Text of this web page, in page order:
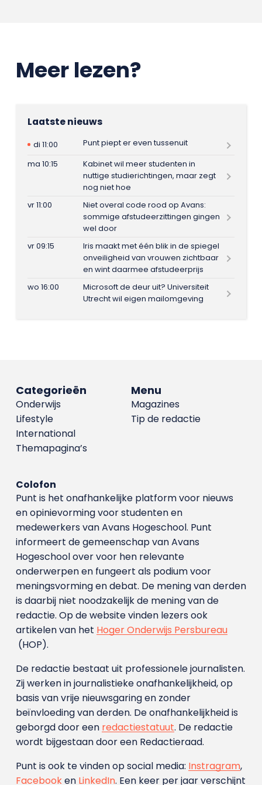
Meer lezen?
Laatste nieuws
di 11:00
Punt piept er even tussenuit
ma 10:15
Kabinet wil meer studenten in
nuttige studierichtingen, maar zegt
nog niet hoe
vr 11:00
Niet overal code rood op Avans:
sommige afstudeerzittingen gingen
wel door
vr 09:15
Iris maakt met één blik in de spiegel
onveiligheid van vrouwen zichtbaar
en wint daarmee afstudeerprijs
wo 16:00
Microsoft de deur uit? Universiteit
Utrecht wil eigen mailomgeving
Menu
Magazines
Tip de redactie
Categorieën
Onderwijs
Lifestyle
International
Themapagina’s
Colofon
Punt is het onafhankelijke platform voor nieuws
en opinievorming voor studenten en
medewerkers van Avans Hoge­school. Punt
informeert de gemeenschap van Avans
Hogeschool over voor hen relevante
onderwerpen en fungeert als podium voor
meningsvorming en debat. De mening van derden
is daarbij niet noodzakelijk de mening van de
redactie. Op de website vinden lezers ook
artikelen van het Hoger Onderwijs Persbureau
(HOP).
De redactie bestaat uit professionele journalisten.
Zij werken in journalistieke onafhankelijkheid, op
basis van vrije nieuwsgaring en zonder
beïnvloeding van derden. De onafhankelijkheid is
geborgd door een redactiestatuut. De redactie
wordt bijgestaan door een Redactieraad.
Punt is ook te vinden op social media: Instragram,
Facebooken LinkedIn. Een keer per jaar verschijnt